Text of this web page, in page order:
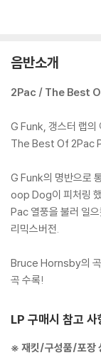
음반소개
2Pac / The Best
G Funk, 갱스터 랩의
The Best Of 2Pac
G Funk의 명반으로
oop Dog이 피처링
Pac 열풍을 불러 일
리믹스버전.
Bruce Hornsby의 곡
곡 수록!
LP 구매시 참고
※ 재킷/구성품/포장